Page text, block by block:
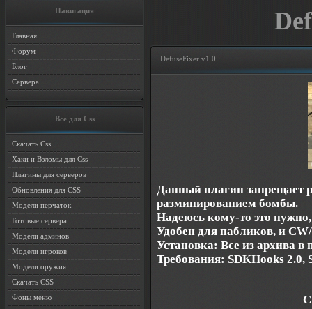
Навигация
Главная
Форум
Блог
Сервера
Все для Css
Скачать Css
Хаки и Взломы для Css
Плагины для серверов
Обновления для CSS
Модели перчаток
Готовые сервера
Модели админов
Модели игроков
Модели оружия
Скачать CSS
Фоны меню
DefuseFixer v1.0
Данный плагин запрещает
разминированием бомбы.
Надеюсь кому-то это
Удобен для пабликов, и
Установка: Все из архива
Требования: SDKHooks 2.0,